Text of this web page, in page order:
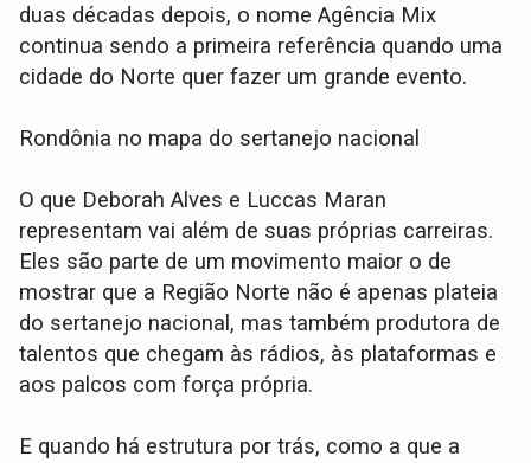
duas décadas depois, o nome Agência Mix
continua sendo a primeira referência quando uma
cidade do Norte quer fazer um grande evento.
Rondônia no mapa do sertanejo nacional
O que Deborah Alves e Luccas Maran
representam vai além de suas próprias carreiras.
Eles são parte de um movimento maior o de
mostrar que a Região Norte não é apenas plateia
do sertanejo nacional, mas também produtora de
talentos que chegam às rádios, às plataformas e
aos palcos com força própria.
E quando há estrutura por trás, como a que a